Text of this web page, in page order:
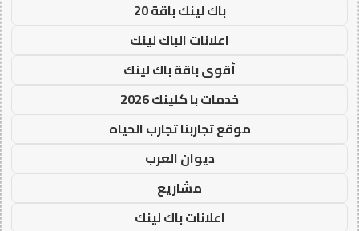
باك لينك باقة 20
اعلانات الباك لينك
أقوى باقة باك لينك
خدمات با كلينك 2026
موقع تجاربنا تجارب الحياه
ديوان العرب
مشاريع
اعلانات باك لينك